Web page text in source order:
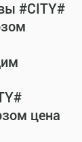
#CITY#
цена